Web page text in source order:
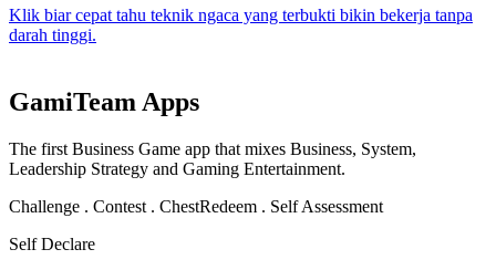
Klik biar cepat tahu teknik ngaca yang terbukti bikin bekerja tanpa
darah tinggi.
GamiTeam Apps
The first Business Game app that mixes Business, System,
Leadership Strategy and Gaming Entertainment.
Challenge . Contest . ChestRedeem . Self Assessment
Self Declare